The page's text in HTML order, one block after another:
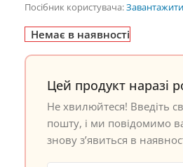
Посібник користувача:
Немає в наявності
Цей продукт наразі
Не хвилюйтеся! Введіть
пошту, і ми повідомимо
знову з’явиться в